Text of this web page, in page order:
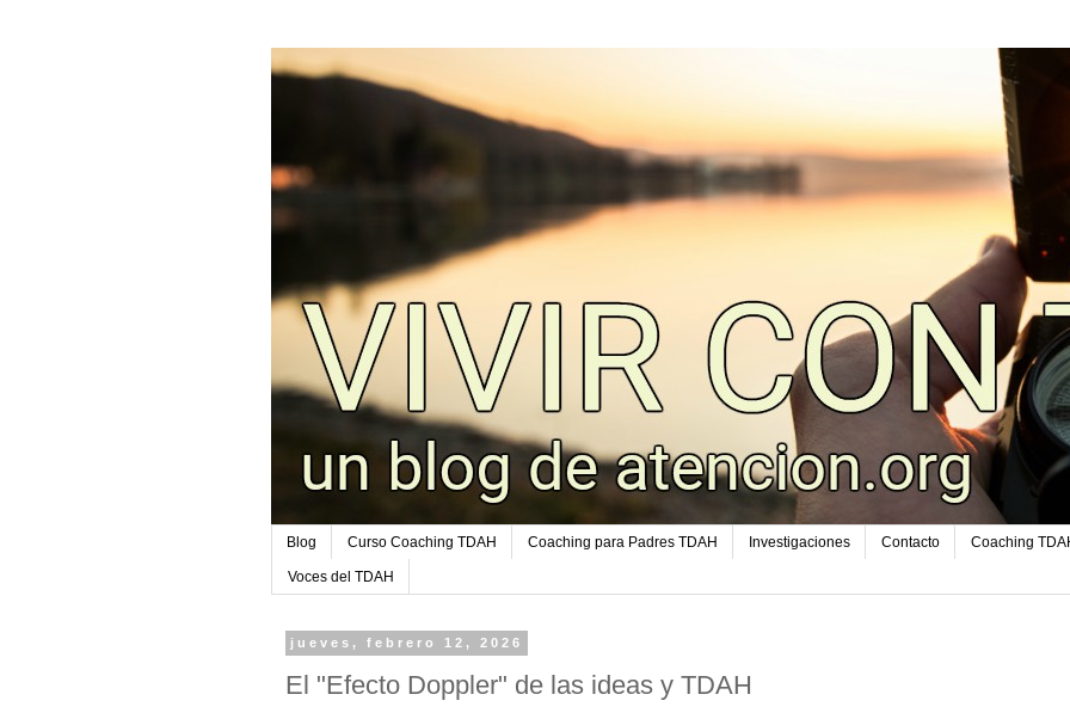
Blog Curso Coaching TDAH Coaching para Padres TDAH Investigaciones Contacto Coaching
Voces del TDAH
jueves, febrero 12, 2026
El "Efecto Doppler" de las ideas y TDAH